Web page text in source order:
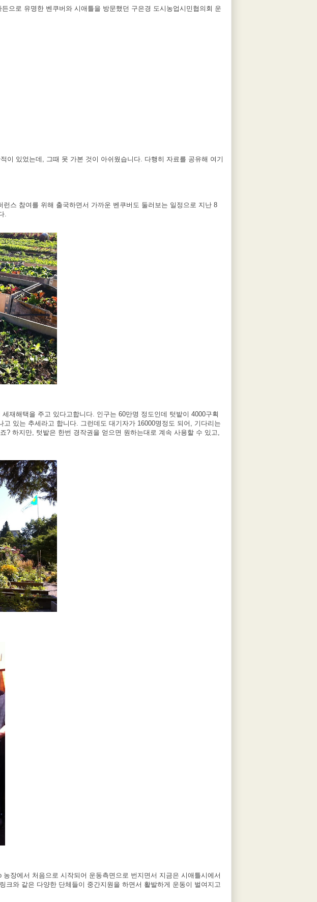
으로 유명한 벤쿠버와 시애틀을 방문했던 구은경 도시농업시민협의회 운
이 있었는데, 그때 못 가본 것이 아쉬웠습니다. 다행히 자료를 공유해 여기
스 참여를 위해 출국하면서 가까운 벤쿠버도 둘러보는 일정으로 지난 8
.
재해택을 주고 있다고합니다. 인구는 60만명 정도인데 텃밭이 4000구획
있는 추세라고 합니다. 그런데도 대기자가 16000명정도 되어, 기다리는
? 하지만, 텃밭은 한번 경작권을 얻으면 원하는대로 계속 사용할 수 있고,
장에서 처음으로 시작되어 운동측면으로 번지면서 지금은 시애틀시에서
크와 같은 다양한 단체들이 중간지원을 하면서 활발하게 운동이 벌여지고